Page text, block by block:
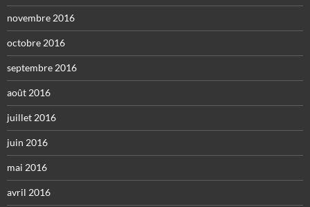
novembre 2016
octobre 2016
septembre 2016
août 2016
juillet 2016
juin 2016
mai 2016
avril 2016